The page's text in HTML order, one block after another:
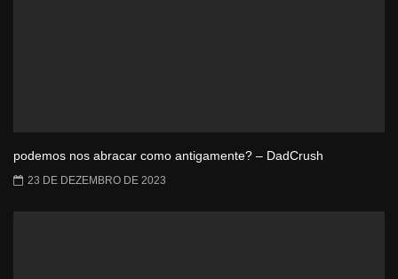
podemos nos abracar como antigamente? – DadCrush
23 DE DEZEMBRO DE 2023